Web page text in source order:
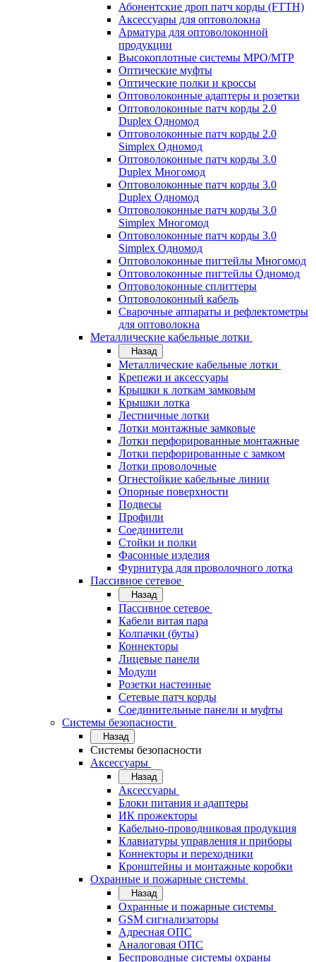
Абонентские дроп патч корды (FTTH)
Аксессуары для оптоволокна
Арматура для оптоволоконной
продукции
Высокоплотные системы MPO/MTP
Оптические муфты
Оптические полки и кроссы
Оптоволоконные адаптеры и розетки
Оптоволоконные патч корды 2.0
Duplex Одномод
Оптоволоконные патч корды 2.0
Simplex Одномод
Оптоволоконные патч корды 3.0
Duplex Многомод
Оптоволоконные патч корды 3.0
Duplex Одномод
Оптоволоконные патч корды 3.0
Simplex Многомод
Оптоволоконные патч корды 3.0
Simplex Одномод
Оптоволоконные пигтейлы Многомод
Оптоволоконные пигтейлы Одномод
Оптоволоконные сплиттеры
Оптоволоконный кабель
Сварочные аппараты и рефлектометры
для оптоволокна
Металлические кабельные лотки
Назад
Металлические кабельные лотки
Крепежи и аксессуары
Крышки к лоткам замковым
Крышки лотка
Лестничные лотки
Лотки монтажные замковые
Лотки перфорированные монтажные
Лотки перфорированные с замком
Лотки проволочные
Огнестойкие кабельные линии
Опорные поверхности
Подвесы
Профили
Соединители
Стойки и полки
Фасонные изделия
Фурнитура для проволочного лотка
Пассивное сетевое
Назад
Пассивное сетевое
Кабели витая пара
Колпачки (буты)
Коннекторы
Лицевые панели
Модули
Розетки настенные
Сетевые патч корды
Соединительные панели и муфты
Системы безопасности
Назад
Системы безопасности
Аксессуары
Назад
Аксессуары
Блоки питания и адаптеры
ИК прожекторы
Кабельно-проводниковая продукция
Клавиатуры управления и приборы
Коннекторы и переходники
Кронштейны и монтажные коробки
Охранные и пожарные системы
Назад
Охранные и пожарные системы
GSM сигнализаторы
Адресная ОПС
Аналоговая ОПС
Беспроводные системы охраны